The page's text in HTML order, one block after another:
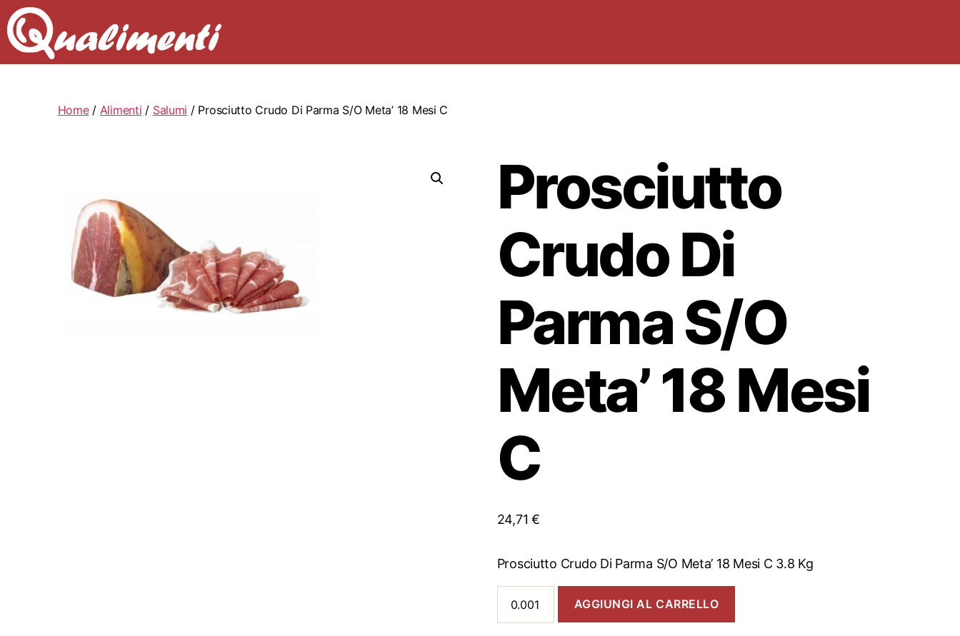
Home/ Alimenti / Salumi / Prosciutto Crudo Di Parma S/O Meta’ 18 Mesi C
Prosciutto
Crudo Di
Parma S/O
Meta’ 18 Mesi
C
24,71€
Prosciutto Crudo Di Parma S/O Meta’ 18 Mesi C 3.8 Kg
Crudo
Di
AGGIUNGI AL CARRELLO